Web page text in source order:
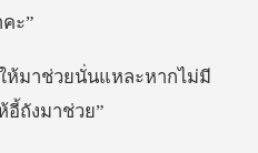
ช่วยนั่นแหละหากไม่มี